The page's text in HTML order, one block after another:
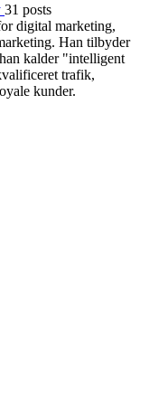
31 posts
digital marketing,
Han tilbyder
kalder "intelligent
trafik,
kunder.